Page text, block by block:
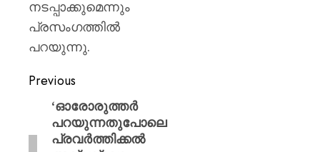
നടപ്പാക്കുമെന്നും
പ്രസംഗത്തിൽ
പറയുന്നു.
Previous
‘ഓരോരുത്തർ
പറയുന്നതുപോലെ
പ്രവർത്തിക്കൽ